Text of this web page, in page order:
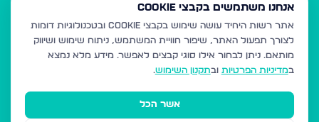
אלעד
גבעת זאב
בית שמש
רכסים
מודיעין עילית
אנחנו משתמשים בקבצי Cookie
אתר רשות היחיד עושה שימוש בקבצי Cookie ובטכנולוגיות דומות
לצורך תפעול האתר, שיפור חוויית המשתמש, ניתוח שימוש ושיווק
מותאם. ניתן לבחור אילו סוגי קבצים לאפשר. מידע מלא נמצא
במדיניות הפרטיות ובתקנון השימוש.
אשר הכל